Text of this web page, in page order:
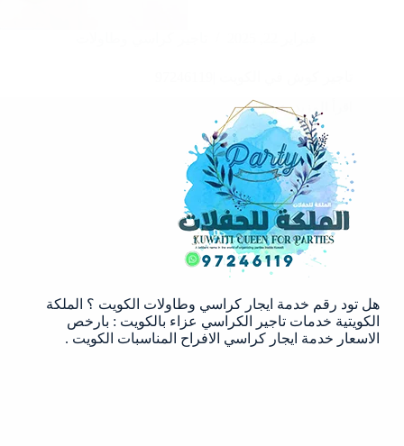
كوش
الكويت
|97246119
هل تود رقم خدمة ايجار كراسي وطاولات الكويت ؟ الملكة
الكويتية خدمات تاجير الكراسي عزاء بالكويت : بارخص
الاسعار خدمة ايجار كراسي الافراح المناسبات الكويت .